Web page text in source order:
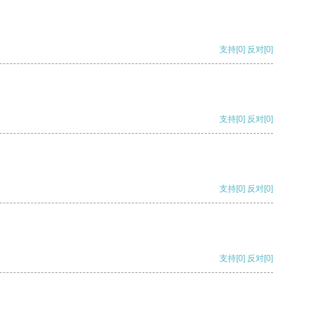
支持[0] 反对[0]
支持[0] 反对[0]
支持[0] 反对[0]
支持[0] 反对[0]